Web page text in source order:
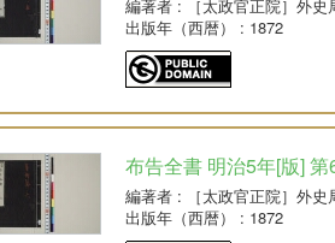
編著者 : ［太政官正院］外史
出版年（西暦）
: 1872
布告全書 明治5年[版] 第
編著者 : ［太政官正院］外史
出版年（西暦）
: 1872